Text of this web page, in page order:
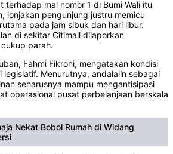
terhadap mal nomor 1 di Bumi Wali itu
lonjakan pengunjung justru memicu
pada jam sibuk dan hari libur.
di sekitar Citimall dilaporkan
parah.
Fahmi Fikroni, mengatakan kondisi
Menurutnya, andalalin sebagai
seharusnya mampu mengantisipasi
operasional pusat perbelanjaan berskala
Nekat Bobol Rumah di Widang